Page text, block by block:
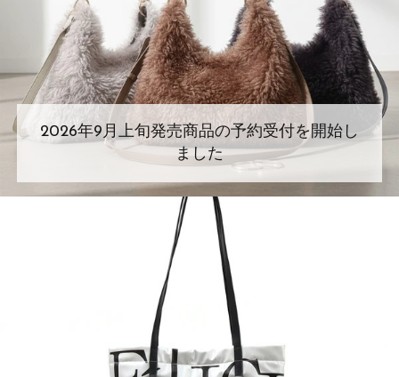
2026年9月上旬発売商品の予約受付を開始し
ました